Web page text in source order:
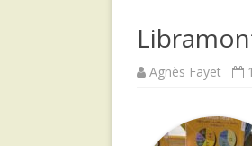
Agnès Fayet